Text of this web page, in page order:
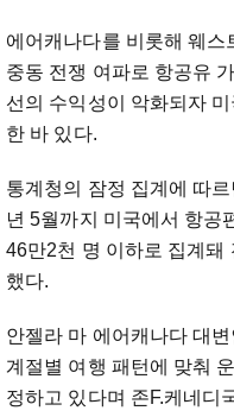
에어캐나다를 비롯해 웨
중동 전쟁 여파로 항공유
선의 수익성이 악화되자
한 바 있다.
통계청의 잠정 집계에 따
년 5월까지 미국에서 항공
46만2천 명 이하로 집계돼
했다.
안젤라 마 에어캐나다 대
계절별 여행 패턴에 맞춰
정하고 있다며 존F.케네디